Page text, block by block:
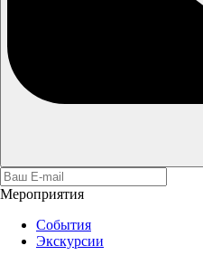
Мероприятия
События
Экскурсии